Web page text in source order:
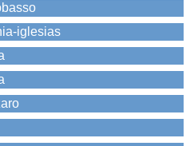
iglesias